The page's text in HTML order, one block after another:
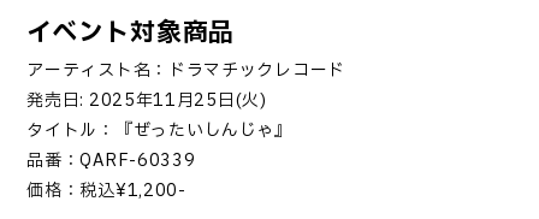
イベント対象商品
アーティスト名：ドラマチックレコード
発売日: 2025年11月25日(火)
タイトル：『ぜったいしんじゃ』
品番：QARF-60339
価格：税込¥1,200-